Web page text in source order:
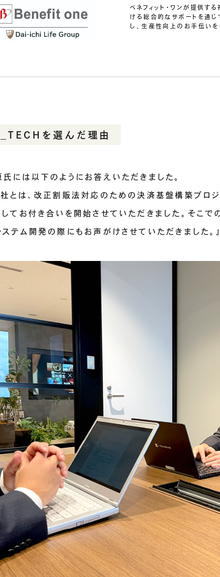
ベネフィット・ワンが提供す
ける総合的なサポートを通
し、生産性向上のお手伝いを
を選んだ理由
氏には以下のようにお答えいただきました。
社とは、改正割販法対応のための決済基盤構築プロ
してお付き合いを開始させていただきました。そこ
ステム開発の際にもお声がけさせていただきました。